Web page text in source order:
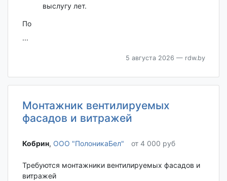
выслугу лет.
По
...
5 августа 2026 — rdw.by
Монтажник вентилируемых
фасадов и витражей
Кобрин‎, ООО "ПолоникаБел" от 4 000 руб
Требуются монтажники вентилируемых фасадов и
витражей